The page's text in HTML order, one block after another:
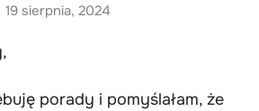
19 sierpnia, 2024
porady i pomyślałam, że